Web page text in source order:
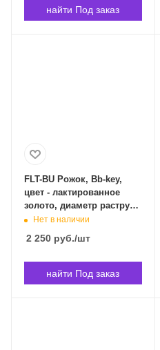
найти Под заказ
FLT-BU Рожок, Bb-key,
цвет - лактированное
золото, диаметр раструба
124мм. Conductor FLT-BU
Нет в наличии
2 250 руб./шт
найти Под заказ